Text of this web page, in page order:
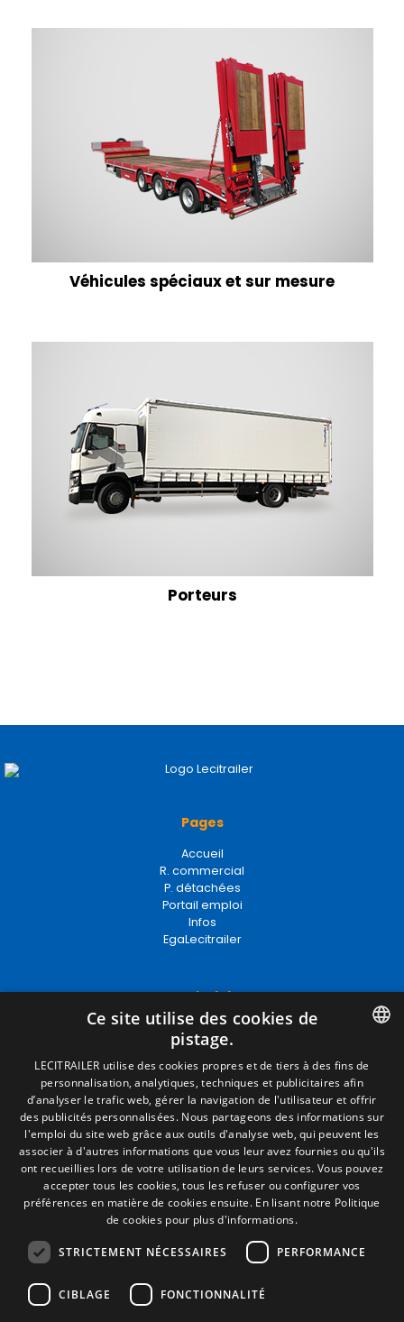
Véhicules spéciaux et sur mesure
Porteurs
Pages
Accueil
R. commercial
P. détachées
Portail emploi
Infos
EgaLecitrailer
Termes juridiques
Mentions Légales
Politique de Confidentialité
Politique de Cookies
Conditions générales de vente
Gérer les cookies
Contact
Camino de los Huertos, S/N. Apdo 100
50620 - Casetas (Zaragoza) SPAIN
+(34) 976 462 121
SPANISH
ENGLISH
FRENCH
ITALIAN
PORTUGUESE
Ce site utilise des cookies de
pistage.
LECITRAILER utilise des cookies propres et de tiers à des fins de
personnalisation, analytiques, techniques et publicitaires afin
d’analyser le trafic web, gérer la navigation de l'utilisateur et offrir
des publicités personnalisées. Nous partageons des informations sur
l'emploi du site web grâce aux outils d'analyse web, qui peuvent les
associer à d'autres informations que vous leur avez fournies ou qu'ils
ont recueillies lors de votre utilisation de leurs services. Vous pouvez
accepter tous les cookies, tous les refuser ou configurer vos
préférences en matière de cookies ensuite. En lisant notre Politique
de cookies pour plus d'informations.
STRICTEMENT NÉCESSAIRES PERFORMANCE
CIBLAGE FONCTIONNALITÉ